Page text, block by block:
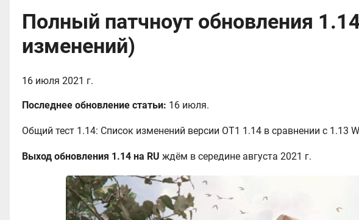
Полный патчноут обновления
изменений)
16 июля 2021 г.
Последнее обновление статьи: 16 июля.
Общий тест 1.14: Список изменений версии OT1 1.14 в сравнении с 1.13
Выход обновления 1.14 на RU ждём в середине августа 2021 г.